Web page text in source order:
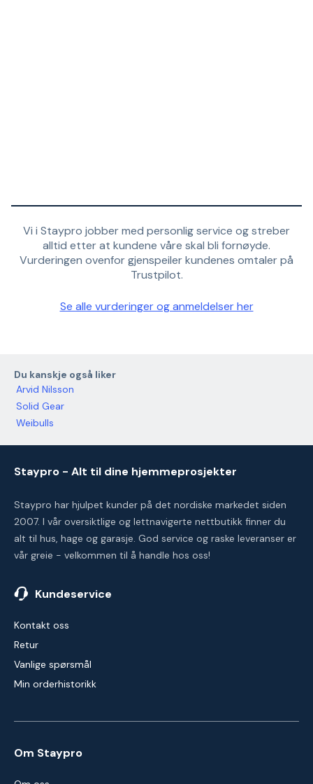
Vi i Staypro jobber med personlig service og streber
alltid etter at kundene våre skal bli fornøyde.
Vurderingen ovenfor gjenspeiler kundenes omtaler på
Trustpilot.
Se alle vurderinger og anmeldelser her
Du kanskje også liker
Arvid Nilsson
Solid Gear
Weibulls
Staypro - Alt til dine hjemmeprosjekter
Staypro har hjulpet kunder på det nordiske markedet siden
2007. I vår oversiktlige og lettnavigerte nettbutikk finner du
alt til hus, hage og garasje. God service og raske leveranser er
vår greie - velkommen til å handle hos oss!
Kundeservice
Kontakt oss
Retur
Vanlige spørsmål
Min orderhistorikk
Om Staypro